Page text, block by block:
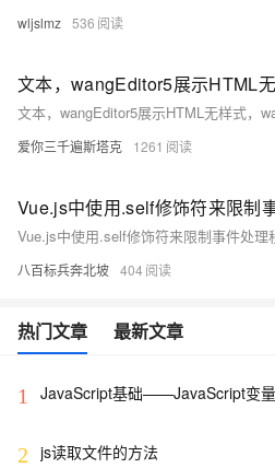
wljslmz 536
爱你三千遍斯塔克 1261
Vue.js中使用.self修饰符来限制
Vue.js中使用.self修饰符来限制事件处理
八百标兵奔北坡 404
热门文章 最新文章
1 JavaScript基础——JavaScript变
2 js读取文件的方法